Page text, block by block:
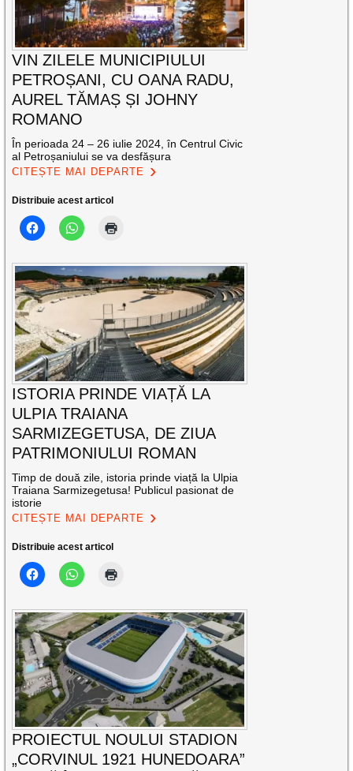
VIN ZILELE MUNICIPIULUI
PETROȘANI, CU OANA RADU,
AUREL TĂMAȘ ȘI JOHNY
ROMANO
În perioada 24 – 26 iulie 2024, în Centrul Civic
al Petroșaniului se va desfășura
CITEȘTE MAI DEPARTE
Distribuie acest articol
ISTORIA PRINDE VIAȚĂ LA
ULPIA TRAIANA
SARMIZEGETUSA, DE ZIUA
PATRIMONIULUI ROMAN
Timp de două zile, istoria prinde viață la Ulpia
Traiana Sarmizegetusa! Publicul pasionat de
istorie
CITEȘTE MAI DEPARTE
Distribuie acest articol
PROIECTUL NOULUI STADION
„CORVINUL 1921 HUNEDOARA”